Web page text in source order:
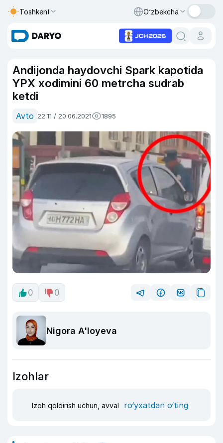
Toshkent O‘zbekcha
Andijonda haydovchi Spark kapotida
YPX xodimini 60 metrcha sudrab
ketdi
Avto 22:11 / 20.06.2021 1895
0 0
Nigora A'loyeva
Izohlar
Izoh qoldirish uchun, avval ro‘yxatdan o‘ting